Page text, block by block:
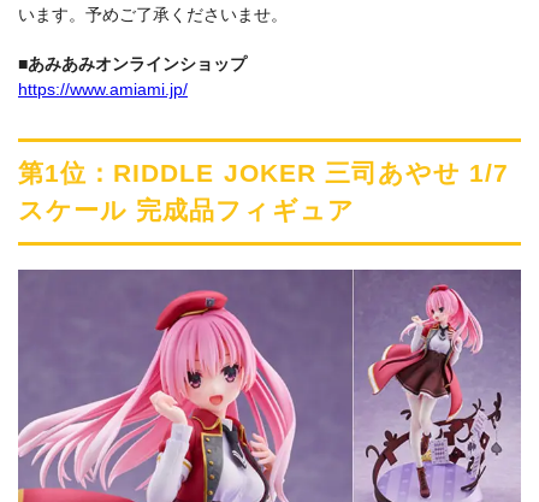
います。予めご了承くださいませ。
■あみあみオンラインショップ
https://www.amiami.jp/
第1位：RIDDLE JOKER 三司あやせ 1/7
スケール 完成品フィギュア